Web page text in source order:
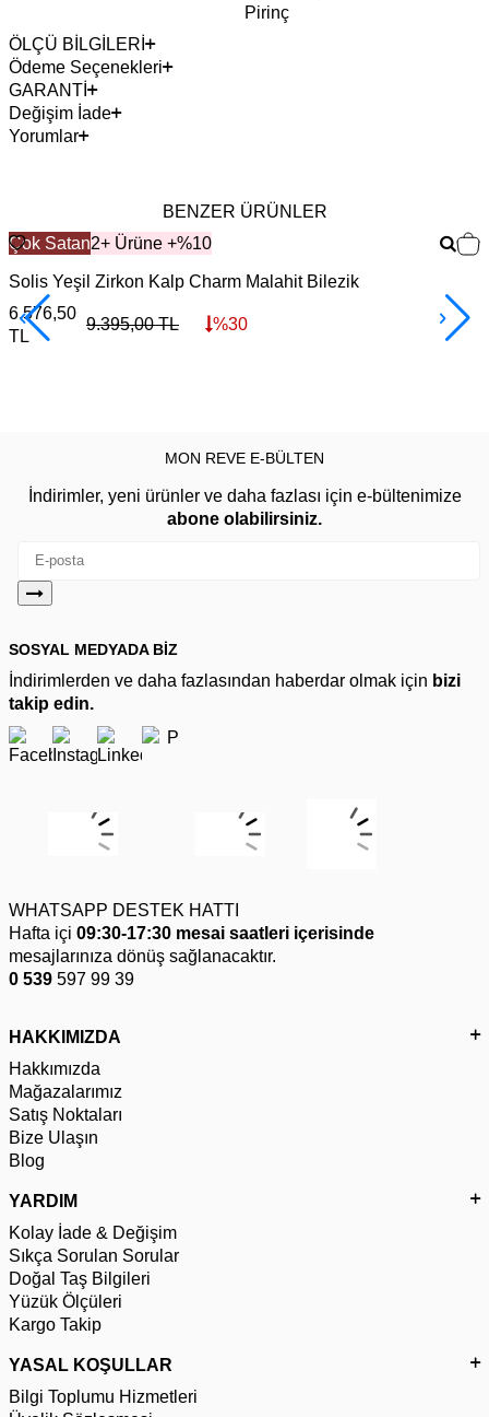
Pirinç
ÖLÇÜ BİLGİLERİ
Ödeme Seçenekleri
GARANTİ
Değişim İade
Yorumlar
BENZER ÜRÜNLER
Çok Satan2+ Ürüne +%10
Solis Yeşil Zirkon Kalp Charm Malahit Bilezik
6.576,50
TL
9.395,00TL %30
MON REVE E-BÜLTEN
İndirimler, yeni ürünler ve daha fazlası için e-bültenimize
abone olabilirsiniz.
SOSYAL MEDYADA BİZ
İndirimlerden ve daha fazlasından haberdar olmak için bizi
takip edin.
WHATSAPP DESTEK HATTI
Hafta içi 09:30-17:30 mesai saatleri içerisinde
mesajlarınıza dönüş sağlanacaktır.
0 539 597 99 39
HAKKIMIZDA
Hakkımızda
Mağazalarımız
Satış Noktaları
Bize Ulaşın
Blog
YARDIM
Kolay İade & Değişim
Sıkça Sorulan Sorular
Doğal Taş Bilgileri
Yüzük Ölçüleri
Kargo Takip
YASAL KOŞULLAR
Bilgi Toplumu Hizmetleri